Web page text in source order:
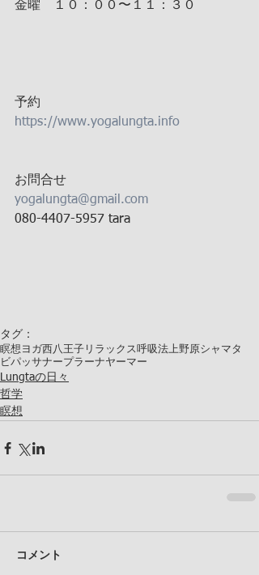
金曜　１０：００〜１１：３０
予約
https://www.yogalungta.info
お問合せ
yogalungta@gmail.com
080-4407-5957 tara
タグ：
瞑想 ヨガ西八王子 リラックス呼吸法上野原シャマタ
ビパッサナープラーナヤーマー
Lungtaの日々
哲学
瞑想
コメント